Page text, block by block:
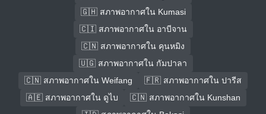
🇬🇭 สภาพอากาศใน Kumasi
🇨🇮 สภาพอากาศใน อาบีจาน
🇨🇳 สภาพอากาศใน คุนหมิง
🇺🇬 สภาพอากาศใน กัมปาลา
🇨🇳 สภาพอากาศใน Weifang
🇫🇷 สภาพอากาศใน ปารีส
🇦🇪 สภาพอากาศใน ดูไบ
🇨🇳 สภาพอากาศใน Kunshan